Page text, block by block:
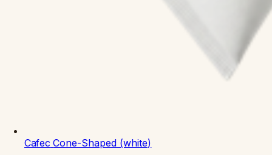
Cafec Cone-Shaped (white)